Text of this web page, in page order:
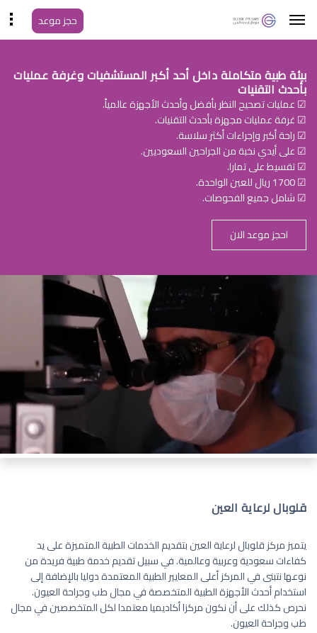
حجز موعد
بيئة طبية متكاملة داخل أحد أكبر المستشفيات وغرفة عمليات
بأحدث التقنيات
☑ عمليات تصحيح النظر بأفضل وأحدث الأجهزة عالمياً.
☑ غرفة عمليات مجهزة بأحدث التقنيات.
☑ راحة أكبر وإجراءات أكثر سلاسة.
☑ على أيدي نخبة من الجراحين السعوديين.
☑ تقسيط على تمارا.
☑ 1700 ريال للعين الواحدة.
☑ شامل جميع الفحوصات.
احجز موعد الان
قلوبال لرعاية العين
يتميز مركز قلوبال لرعاية العين بتقديم الخدمات الطبية المتميزة على يد
كفاءات سعودية وعربية وعالمية. في سبيل تقديم خدمة طبية فريدة من
نوعها نتبنى في المركز أعلى المعايير الطبية المعتمدة دوليا بالإضافة إلى
استخدام أحدث الأجهزة الطبية المتخصصة في مجال طب وجراحة العيون.
نحرص كذلك على أن نكون مركزا أكاديميا معتمدا لكل المتخصصين في مجال
طب وجراحة العيون.